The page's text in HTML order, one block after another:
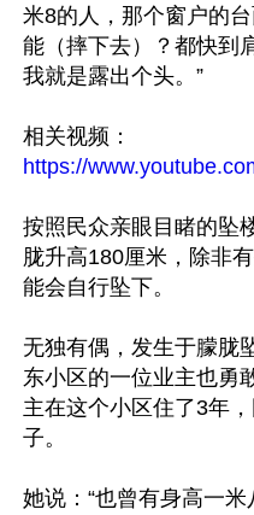
米8的人，那个窗户的
能（摔下去）？都快到
我就是露出个头。”
https://
按照民众亲眼目睹的坠
胧升高180厘米，除非
能会自行坠下。
无独有偶，发生于朦胧
东小区的一位业主也勇
主在这个小区住了3年
子。
她说：“也曾有身高一